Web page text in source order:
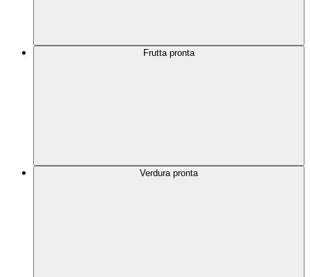
Frutta pronta
Verdura pronta